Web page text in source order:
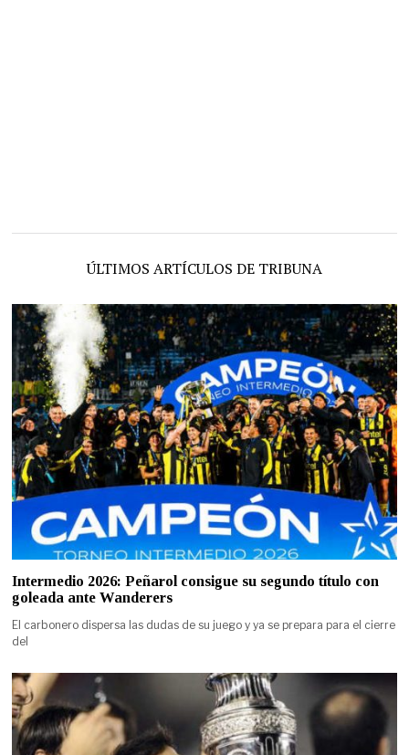
ÚLTIMOS ARTÍCULOS DE TRIBUNA
Intermedio 2026: Peñarol consigue su segundo título con
goleada ante Wanderers
El carbonero dispersa las dudas de su juego y ya se prepara para el cierre
del